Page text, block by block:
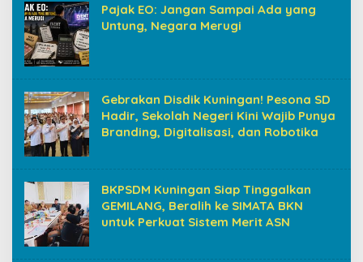
Pajak EO: Jangan Sampai Ada yang
Untung, Negara Merugi
Gebrakan Disdik Kuningan! Pesona SD
Hadir, Sekolah Negeri Kini Wajib Punya
Branding, Digitalisasi, dan Robotika
BKPSDM Kuningan Siap Tinggalkan
GEMILANG, Beralih ke SIMATA BKN
untuk Perkuat Sistem Merit ASN